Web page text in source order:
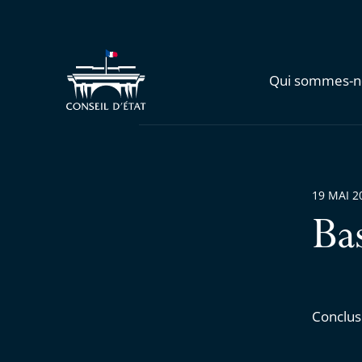
Qui sommes-
19 MAI